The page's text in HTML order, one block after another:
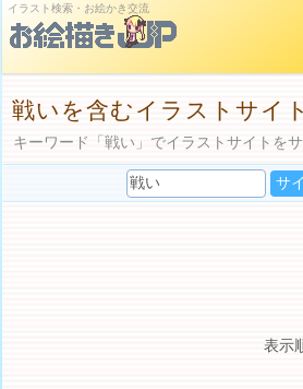
イラスト検索・お絵かき交流
戦いを含むイラストサイト
キーワード「戦い」でイラストサイトを
表示